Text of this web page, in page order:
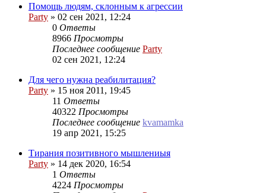
Помощь людям, склонным к агрессии
Party » 02 сен 2021, 12:24
0 Ответы
8966 Просмотры
Последнее сообщение Party
02 сен 2021, 12:24
Для чего нужна реабилитация?
Party » 15 ноя 2011, 19:45
11 Ответы
40322 Просмотры
Последнее сообщение kvamamka
19 апр 2021, 15:25
Тирания позитивного мышлениыя
Party » 14 дек 2020, 16:54
1 Ответы
4224 Просмотры